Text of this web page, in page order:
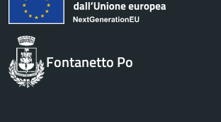
Fontanetto Po